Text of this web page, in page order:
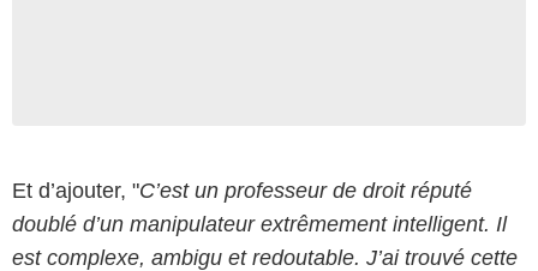
Et d’ajouter, "C’est un professeur de droit réputé
doublé d’un manipulateur extrêmement intelligent. Il
est complexe, ambigu et redoutable. J’ai trouvé cette